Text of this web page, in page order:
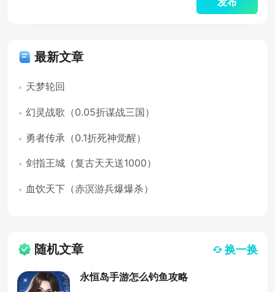
最新文章
天梦轮回
幻灵战歌（0.05折谋战三国）
勇者传承（0.1折死神觉醒）
剑指王城（复古天天送1000）
血饮天下（赤溟游兵爆爆杀）
随机文章 换一换
永恒岛手游怎么钓鱼攻略